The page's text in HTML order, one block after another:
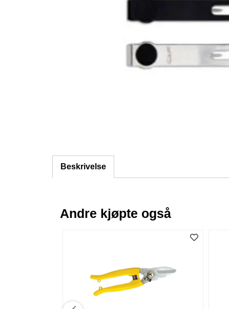
Beskrivelse
Andre kjøpte også